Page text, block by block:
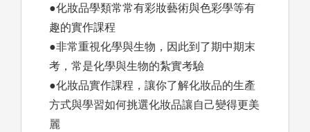
●化妝品學類常常有彩妝藝術與色彩學等有
趣的實作課程
●非常重視化學與生物，因此到了期中期末
考，常是化學與生物的紮實考驗
●化妝品實作課程，讓你了解化妝品的生產
方式與學習如何挑選化妝品讓自己變得更美
麗